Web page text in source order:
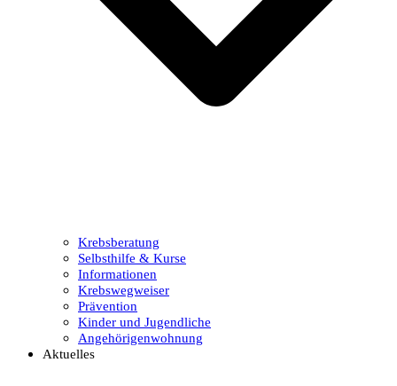
Krebsberatung
Selbsthilfe & Kurse
Informationen
Krebswegweiser
Prävention
Kinder und Jugendliche
Angehörigenwohnung
Aktuelles